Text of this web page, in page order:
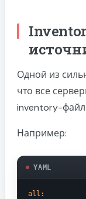
Одной из
что все
inventory-файл
Например:
YAML
all: